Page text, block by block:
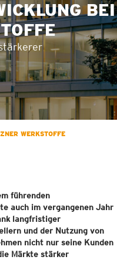
BEI
WERKSTOFFE
führenden
auch im vergangenen Jahr
langfristiger
und der Nutzung von
nicht nur seine Kunden
Märkte stärker